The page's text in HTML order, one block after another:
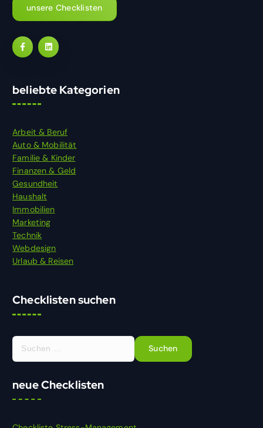
unsere Checklisten
beliebte Kategorien
Arbeit & Beruf
Auto & Mobilität
Familie & Kinder
Finanzen & Geld
Gesundheit
Haushalt
Immobilien
Marketing
Technik
Webdesign
Urlaub & Reisen
Checklisten suchen
S
h
neue Checklisten